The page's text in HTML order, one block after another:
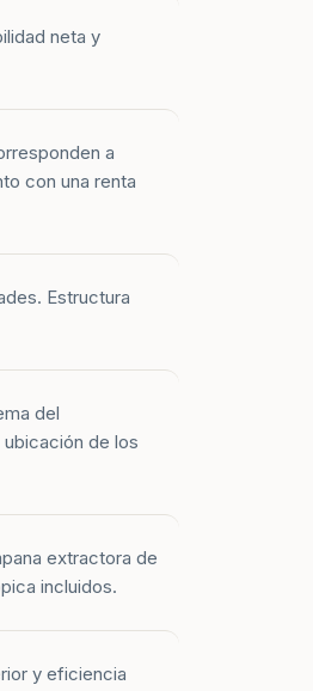
neta y
a
con una renta
Estructura
del
de los
extractora de
incluidos.
y eficiencia